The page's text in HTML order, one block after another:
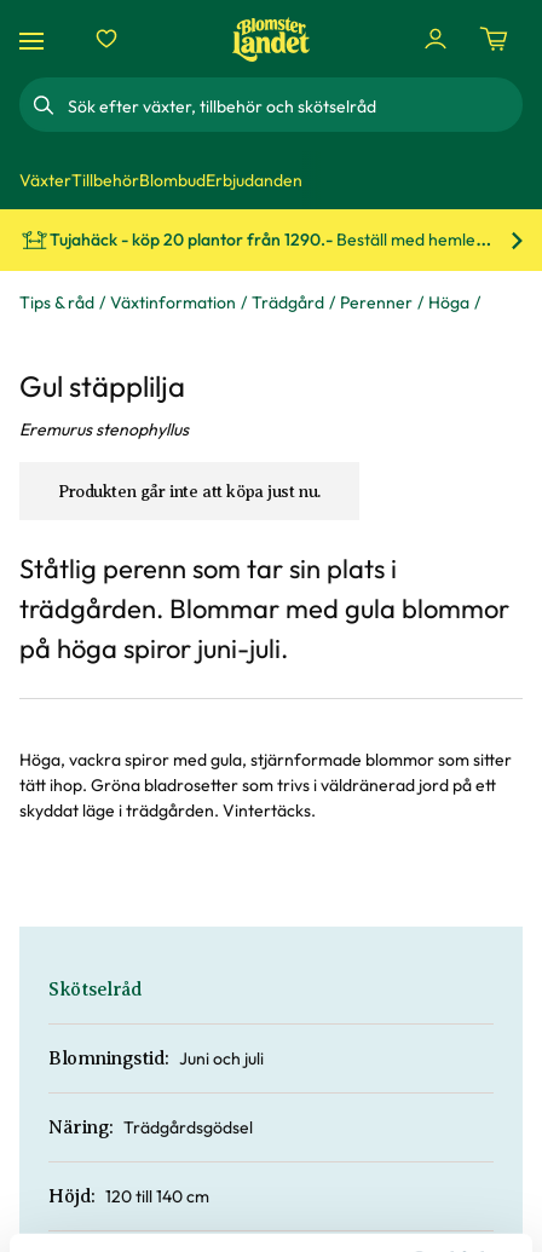
Sök
VäxterTillbehörBlombudErbjudanden
Tujahäck - köp 20 plantor från 1290.- Beställ med hemleverans!
Tips & råd Växtinformation Trädgård Perenner Höga
Gul stäpplilja
Eremurus stenophyllus
Produkten går inte att köpa just nu.
Ståtlig perenn som tar sin plats i
trädgården. Blommar med gula blommor
på höga spiror juni-juli.
Höga, vackra spiror med gula, stjärnformade blommor som sitter
tätt ihop. Gröna bladrosetter som trivs i väldränerad jord på ett
skyddat läge i trädgården. Vintertäcks.
Skötselråd
Blomningstid: Juni och juli
Näring: Trädgårdsgödsel
Höjd: 120 till 140 cm